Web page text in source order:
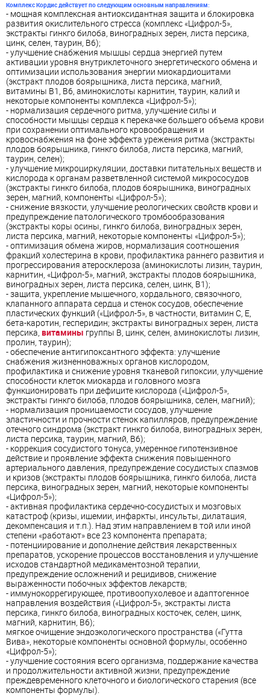
Комплекс Кордис действует по следующим основным направлениям:
- мощная комплексная антиоксидантная защита и блокировка
развития окислительного стресса (комплекс «Цифрол-5»,
экстракты гинкго билоба, виноградных зерен, листа персика,
цинк, селен, таурин, В6);
-улучшение снабжения мышцы сердца энергией путем
активации уровня внутриклеточного энергетического обмена и
оптимизации использования энергии миокардиоцитами
(экстракт плодов боярышника, листа персика, магний,
витамины В1, В6, аминокислоты карнитин, таурин, калий и
некоторые компоненты комплекса «Цифрол-5»);
- нормализация сердечного ритма, улучшение силы и
способности мышцы сердца к перекачке большего объема крови
при сохранении оптимального кровообращения и
кровоснабжения на фоне эффекта урежения ритма (экстракты
плодов боярышника, гинкго билоба, листа персика, магний,
таурин, селен);
-улучшение микроциркуляции, доставки питательных веществ и
кислорода к органам разветвленной системой микрососудов
(экстракты гинкго билоба, плодов боярышника, виноградных
зерен, магний, компоненты «Цифрол-5»);
-снижение вязкости, улучшение реологических свойств крови и
предупреждение патологического тромбообразования
(экстракты коры осины, гинкго билоба, виноградных зерен,
листа персика, магний, некоторые компоненты «Цифрол-5»);
-оптимизация обмена жиров, нормализация соотношения
фракций холестерина в крови, профилактика раннего развития и
прогрессирования атеросклероза (аминокислоты лизин, таурин,
карнитин, «Цифрол-5», магний, экстракты плодов боярышника,
виноградных зерен, листа персика, селен, цинк, В1);
-защита, укрепление мышечного, хордального, связочного,
клапанного аппарата сердца и стенок сосудов, обеспечение
пластических функций («Цифрол-5», в частности, витамин С, Е,
бета-каротин, гесперидин; экстракты виноградных зерен, листа
персика, витамины группы В, цинк, селен, аминокислоты лизин,
пролин, таурин);
-обеспечение антигипоксантного эффекта: улучшение
снабжения жизненноважных органов кислородом,
профилактика и снижение уровня тканевой гипоксии, улучшение
способности клеток миокарда и головного мозга
функционировать при дефиците кислорода («Цифрол-5»,
экстракты гинкго билоба, плодов боярышника, селен, магний);
- нормализация проницаемости сосудов, улучшение
эластичности и прочности стенок капилляров, предупреждение
отечного синдрома (экстракт гинкго билоба, виноградных зерен,
листа персика, таурин, магний, В6);
- коррекция сосудистого тонуса, умеренное гипотензивное
действие и проявление эффекта снижения повышенного
артериального давления, предупреждение сосудистых спазмов
и кризов (экстракты плодов боярышника, гинкго билоба, листа
персика, виноградных зерен, магний, некоторые компоненты
«Цифрол-5»);
-активная профилактика сердечно-сосудистых и мозговых
катастроф (кризы, ишемии, инфаркты, инсульты, дилатация,
декомпенсация и т.п.). Над этим направлением в той или иной
степени «работают» все 23 компонента препарата;
- потенциирование и дополнение действия лекарственных
препаратов, ускорение процессов восстановления и улучшение
исходов стандартной медикаментозной терапии,
предупреждение осложнений и рецидивов, снижение
выраженности побочных эффектов лекарств;
- иммунокоррегирующее, противоопухолевое и адаптогенное
направления воздействия («Цифрол-5», экстракты листа
персика, гинкго билоба, виноградных косточек, селен, цинк,
магний, карнитин, В6);
мягкое очищение эндоэкологического пространства («Гутта
Вива», некоторые компоненты основной формулы, особенно
«Цифрол-5»);
-улучшение состояния всего организма, поддержание качества
и продолжительности активной жизни, предупреждение
преждевременного клеточного и биологического старения (все
компоненты формулы).